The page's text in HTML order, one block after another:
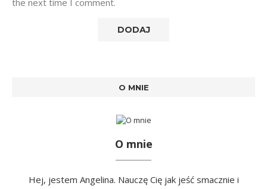
the next time I comment.
O MNIE
O mnie
Hej, jestem Angelina. Nauczę Cię jak jeść smacznie i